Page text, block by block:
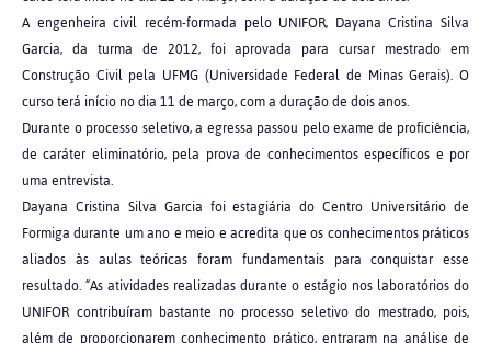
A engenheira civil recém-formada pelo UNIFOR, Dayana Cristina Silva
Garcia, da turma de 2012, foi aprovada para cursar mestrado em
Construção Civil pela UFMG (Universidade Federal de Minas Gerais). O
curso terá início no dia 11 de março, com a duração de dois anos.
Durante o processo seletivo, a egressa passou pelo exame de proficiência,
de caráter eliminatório, pela prova de conhecimentos específicos e por
uma entrevista.
Dayana Cristina Silva Garcia foi estagiária do Centro Universitário de
Formiga durante um ano e meio e acredita que os conhecimentos práticos
aliados às aulas teóricas foram fundamentais para conquistar esse
resultado. “As atividades realizadas durante o estágio nos laboratórios do
UNIFOR contribuíram bastante no processo seletivo do mestrado, pois,